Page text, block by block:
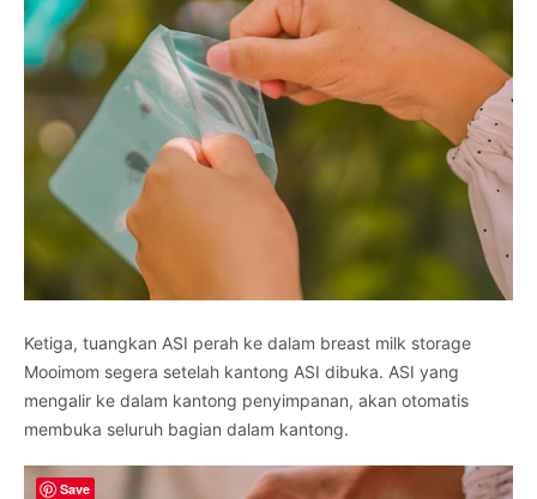
Ketiga, tuangkan ASI perah ke dalam breast milk storage
Mooimom segera setelah kantong ASI dibuka. ASI yang
mengalir ke dalam kantong penyimpanan, akan otomatis
membuka seluruh bagian dalam kantong.
Save